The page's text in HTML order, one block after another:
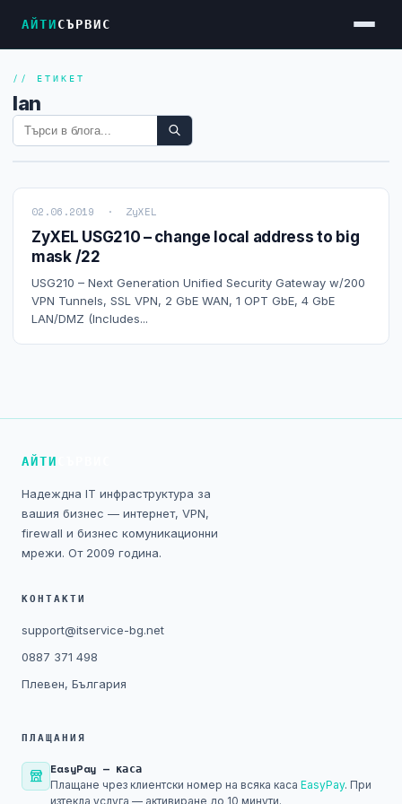
АЙТИСЪРВИС
Услуги
Достъп до Интернет
Видеонаблюдение
Firewall и VPN
Хостинг и VPS сървъри
Колокация на сървъри
Технически изисквания
Общи условия
Правна информация
GDPR
Контакти
Блог
// ЕТИКЕТ
lan
02.06.2019 · ZyXEL
ZyXEL USG210 – change local address to big
mask /22
USG210 – Next Generation Unified Security Gateway w/200
VPN Tunnels, SSL VPN, 2 GbE WAN, 1 OPT GbE, 4 GbE
LAN/DMZ (Includes...
АЙТИ
Надеждна IT инфраструктура за
вашия бизнес — интернет, VPN,
firewall и бизнес комуникационни
мрежи. От 2009 година.
КОНТАКТИ
support@itservice-bg.net
0887 371 498
Плевен, България
ПЛАЩАНИЯ
EasyPay — каса
Плащане чрез клиентски номер на всяка каса EasyPay. При
изтекла услуга — активиране до 10 минути.